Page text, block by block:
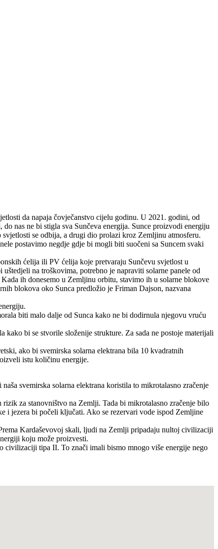
da napaja čovječanstvo cijelu godinu. U 2021. godini, od
nas ne bi stigla sva Sunčeva energija. Sunce proizvodi energiju
se odbija, a drugi dio prolazi kroz Zemljinu atmosferu.
postavimo negdje gdje bi mogli biti suočeni sa Suncem svaki
ćelija ili PV ćelija koje pretvaraju Sunčevu svjetlost u
na troškovima, potrebno je napraviti solarne panele od
ih donesemo u Zemljinu orbitu, stavimo ih u solarne blokove
blokova oko Sunca predložio je Friman Dajson, nazvana
biti malo dalje od Sunca kako ne bi dodirnula njegovu vruću
bi se stvorile složenije strukture. Za sada ne postoje materijali
ako bi svemirska solarna elektrana bila 10 kvadratnih
istu količinu energije.
svemirska solarna elektrana koristila to mikrotalasno zračenje
za stanovništvo na Zemlji. Tada bi mikrotalasno zračenje bilo
i jezera bi počeli ključati. Ako se rezervari vode ispod Zemljine
Kardaševovoj skali, ljudi na Zemlji pripadaju nultoj civilizaciji
koju može proizvesti.
civilizaciji tipa II. To znači imali bismo mnogo više energije nego